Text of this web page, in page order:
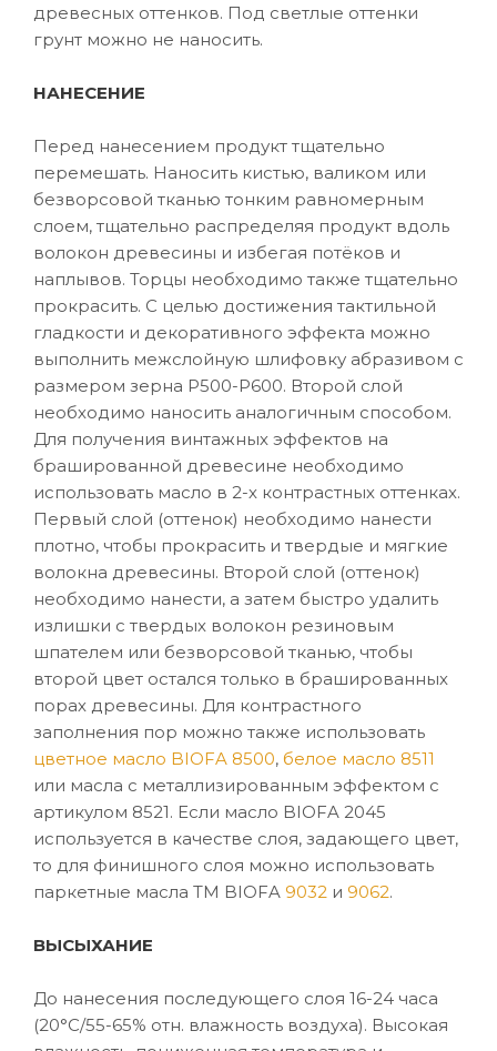
древесных оттенков. Под светлые оттенки
грунт можно не наносить.
НАНЕСЕНИЕ
Перед нанесением продукт тщательно
перемешать. Наносить кистью, валиком или
безворсовой тканью тонким равномерным
слоем, тщательно распределяя продукт вдоль
волокон древесины и избегая потёков и
наплывов. Торцы необходимо также тщательно
прокрасить. С целью достижения тактильной
гладкости и декоративного эффекта можно
выполнить межслойную шлифовку абразивом с
размером зерна P500-P600. Второй слой
необходимо наносить аналогичным способом.
Для получения винтажных эффектов на
брашированной древесине необходимо
использовать масло в 2-х контрастных оттенках.
Первый слой (оттенок) необходимо нанести
плотно, чтобы прокрасить и твердые и мягкие
волокна древесины. Второй слой (оттенок)
необходимо нанести, а затем быстро удалить
излишки с твердых волокон резиновым
шпателем или безворсовой тканью, чтобы
второй цвет остался только в брашированных
порах древесины. Для контрастного
заполнения пор можно также использовать
цветное масло BIOFA 8500, белое масло 8511
или масла с металлизированным эффектом с
артикулом 8521. Если масло BIOFA 2045
используется в качестве слоя, задающего цвет,
то для финишного слоя можно использовать
паркетные масла ТМ BIOFA 9032 и 9062.
ВЫСЫХАНИЕ
До нанесения последующего слоя 16-24 часа
(20°C/55-65% отн. влажность воздуха). Высокая